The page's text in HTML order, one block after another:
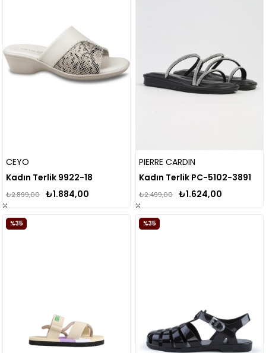
CEYO
Kadın Terlik 9922-18
₺1.884,00
₺2.899,00
PIERRE CARDIN
Kadın Terlik PC-5102-3891
₺1.624,00
₺2.499,00
%35 %35